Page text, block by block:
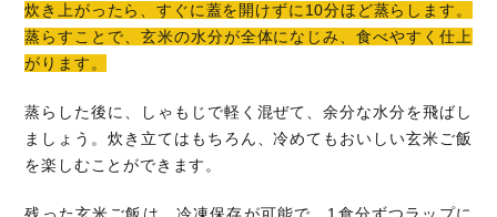
炊き上がったら、すぐに蓋を開けずに10分ほど蒸らします。
蒸らすことで、玄米の水分が全体になじみ、食べやすく仕上
がります。
蒸らした後に、しゃもじで軽く混ぜて、余分な水分を飛ばし
ましょう。炊き立てはもちろん、冷めてもおいしい玄米ご飯
を楽しむことができます。